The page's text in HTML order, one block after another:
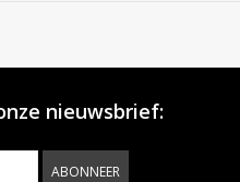
nieuwsbrief:
ABONNEER